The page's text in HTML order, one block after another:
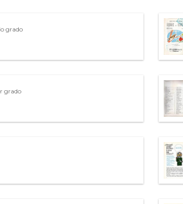
grado
grado